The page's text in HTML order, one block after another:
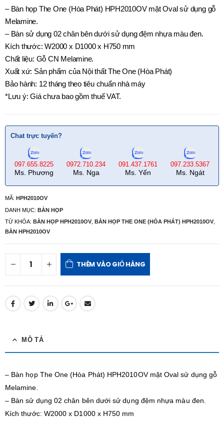
– Bàn họp The One (Hòa Phát) HPH2010OV mặt Oval sử dụng gỗ
Melamine.
– Bàn sử dụng 02 chân bên dưới sử dụng đệm nhựa màu đen.
Kích thước: W2000 x D1000 x H750 mm
Chất liệu: Gỗ CN Melamine.
Xuất xứ: Sản phẩm của Nội thất The One (Hòa Phát)
Bảo hành: 12 tháng theo tiêu chuẩn nhà máy
*Lưu ý: Giá chưa bao gồm thuế VAT.
Chat trực tuyến?
097.655.8225
Ms. Phương
0972.710.234
Ms. Nga
091.437.1761
Ms. Yến
097.233.5367
Ms. Ngát
MÃ: HPH2010OV
DANH MỤC: BÀN HỌP
TỪ KHÓA: BÀN HỌP HPH2010OV BÀN HỌP THE ONE (HÒA PHÁT) HPH2010OV
BÀN HPH2010OV
THÊM VÀO GIỎ HÀNG
MÔ TẢ
– Bàn họp The One (Hòa Phát) HPH2010OV mặt Oval sử dụng gỗ
Melamine.
– Bàn sử dụng 02 chân bên dưới sử dụng đệm nhựa màu đen.
Kích thước: W2000 x D1000 x H750 mm